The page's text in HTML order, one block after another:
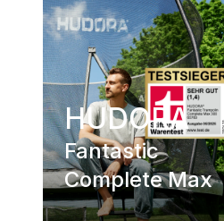
HUDORA
Fantastic
Complete Max